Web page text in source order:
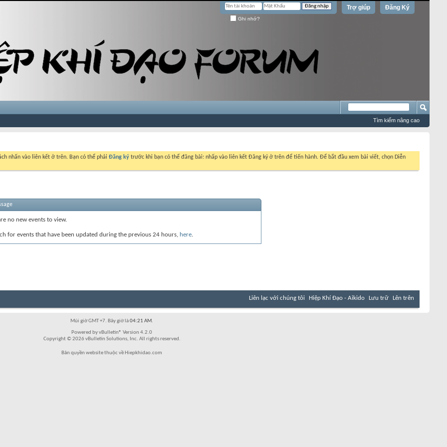
Đăng Ký
Trợ giúp
Ghi nhớ?
Tìm kiếm nâng cao
nhấn vào liên kết ở trên. Bạn có thể phải Đăng ký trước khi bạn có thể đăng bài: nhấp vào liên kết Đăng ký ở trên để tiến hành. Để bắt đầu xem bài viết, chọn Diễn
no new events to view.
for events that have been updated during the previous 24 hours, here.
Liên lạc với chúng tôi Hiệp Khí Đạo - Aikido Lưu trữ Lên trên
Múi giờ GMT +7. Bây giờ là04:21 AM.
Powered by vBulletin® Version 4.2.0
Copyright © 2026 vBulletin Solutions, Inc. All rights reserved.
Bản quyền website thuộc về Hiepkhidao.com